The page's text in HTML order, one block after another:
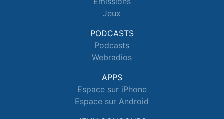
Jeux
PODCASTS
Podcasts
Webradios
APPS
Espace sur iPhone
Espace sur Android